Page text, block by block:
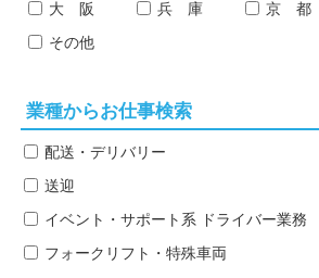
大 阪 兵 庫 京 都
その他
業種からお仕事検索
配送・デリバリー
送迎
イベント・サポート系 ドライバー業務
フォークリフト・特殊車両